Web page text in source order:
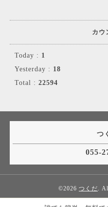
カウ
Today : 1
Yesterday : 18
Total : 22594
つ
055-
©2026 つくだ.